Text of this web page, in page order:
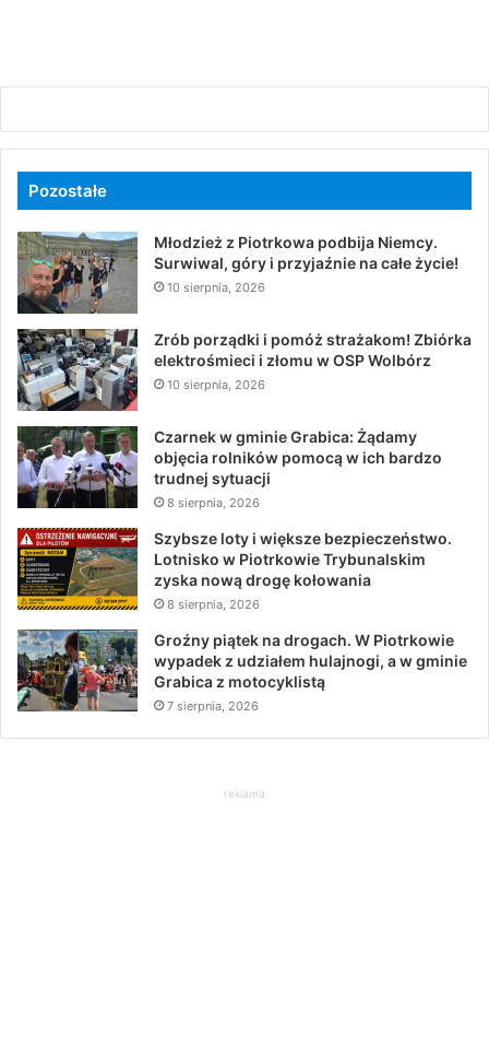
Pozostałe
Młodzież z Piotrkowa podbija Niemcy.
Surwiwal, góry i przyjaźnie na całe życie!
10 sierpnia, 2026
Zrób porządki i pomóż strażakom! Zbiórka
elektrośmieci i złomu w OSP Wolbórz
10 sierpnia, 2026
Czarnek w gminie Grabica: Żądamy
objęcia rolników pomocą w ich bardzo
trudnej sytuacji
8 sierpnia, 2026
Szybsze loty i większe bezpieczeństwo.
Lotnisko w Piotrkowie Trybunalskim
zyska nową drogę kołowania
8 sierpnia, 2026
Groźny piątek na drogach. W Piotrkowie
wypadek z udziałem hulajnogi, a w gminie
Grabica z motocyklistą
7 sierpnia, 2026
reklama